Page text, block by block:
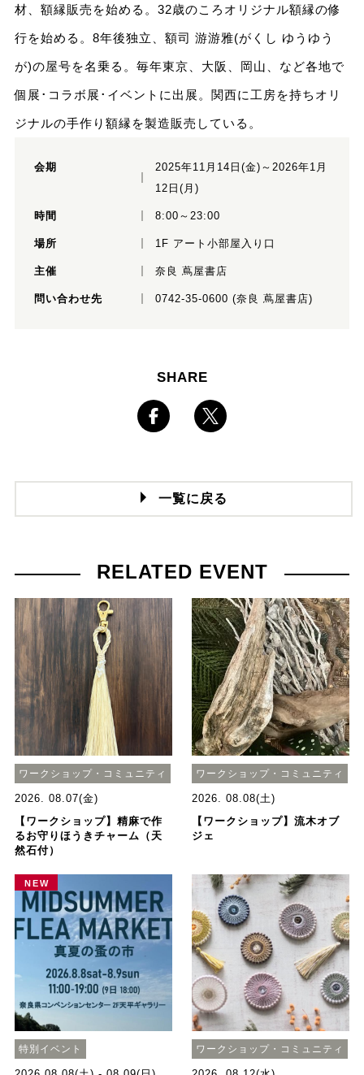
材、額縁販売を始める。32歳のころオリジナル額縁の修
行を始める。8年後独立、額司 游游雅(がくし ゆうゆう
が)の屋号を名乗る。毎年東京、大阪、岡山、など各地で
個展･コラボ展･イベントに出展。関西に工房を持ちオリ
ジナルの手作り額縁を製造販売している。
会期
2025年11月14日(金)～2026年1月
12日(月)
時間 8:00～23:00
場所 1F アート小部屋入り口
主催 奈良 蔦屋書店
問い合わせ先 0742-35-0600 (奈良 蔦屋書店)
SHARE
一覧に戻る
RELATED EVENT
ワークショップ・コミュニティ
2026. 08.07(金)
【ワークショップ】精麻で作
るお守りほうきチャーム（天
然石付）
ワークショップ・コミュニティ
2026. 08.08(土)
【ワークショップ】流木オブ
ジェ
NEW
特別イベント ワークショップ・コミュニティ